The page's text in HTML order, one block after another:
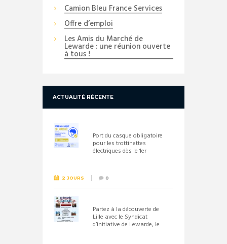
Camion Bleu France Services
Offre d’emploi
Les Amis du Marché de
Lewarde : une réunion ouverte
à tous !
ACTUALITÉ RÉCENTE
Port du casque obligatoire
pour les trottinettes
électriques dès le 1er
2 JOURS 0
Partez à la découverte de
Lille avec le Syndicat
d’initiative de Lewarde, le